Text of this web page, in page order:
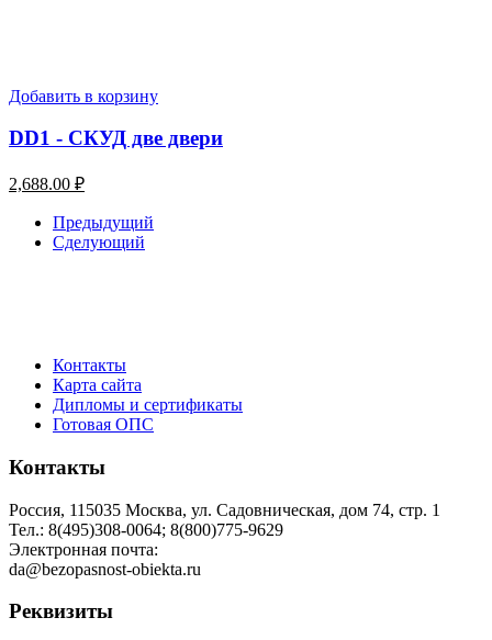
Добавить в корзину
DD1 - СКУД две двери
2,688.00 ₽
Предыдущий
Сделующий
Контакты
Карта сайта
Дипломы и сертификаты
Готовая ОПС
Контакты
Россия, 115035 Москва, ул. Садовническая, дом 74, стр. 1
Тел.: 8(495)308-0064; 8(800)775-9629
Электронная почта:
da@bezopasnost-obiekta.ru
Реквизиты